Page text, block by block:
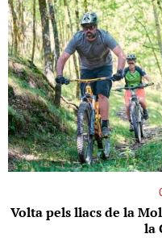
Volta pels llacs de la
la